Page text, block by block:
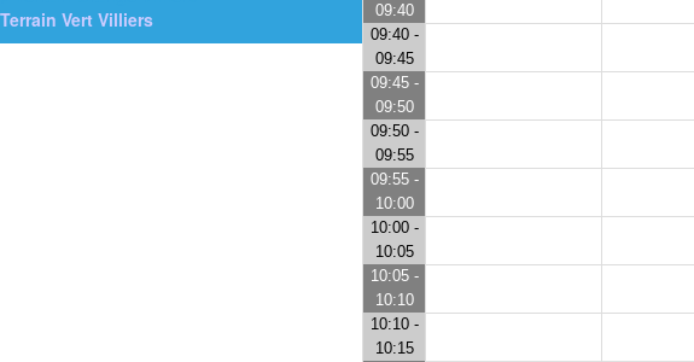
Terrain Vert Villiers
09:40
09:40 -
09:45
09:45 -
09:50
09:50 -
09:55
09:55 -
10:00
10:00 -
10:05
10:05 -
10:10
10:10 -
10:15